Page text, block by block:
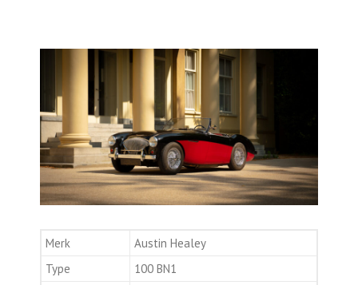
Merk
Austin Healey
Type
100 BN1